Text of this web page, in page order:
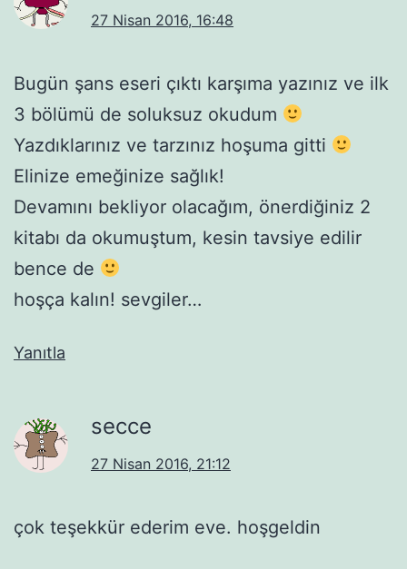
27 Nisan 2016, 16:48
Bugün şans eseri çıktı karşıma yazınız ve ilk
3 bölümü de soluksuz okudum
Yazdıklarınız ve tarzınız hoşuma gitti
Elinize emeğinize sağlık!
Devamını bekliyor olacağım, önerdiğiniz 2
kitabı da okumuştum, kesin tavsiye edilir
bence de
hoşça kalın! sevgiler…
Yanıtla
secce
27 Nisan 2016, 21:12
çok teşekkür ederim eve. hoşgeldin